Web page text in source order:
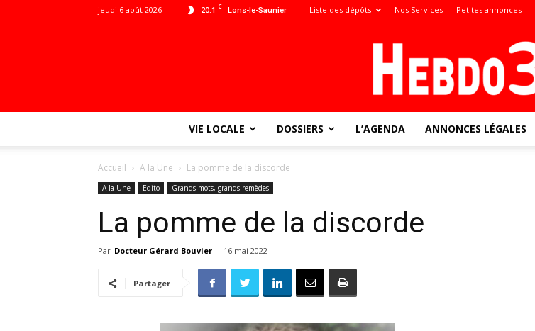
20.1 C Lons-le-Saunier
jeudi 6 août 2026 Liste des dépôts Nos Services Petites annonces
VIE LOCALE DOSSIERS L’AGENDA ANNONCES LÉGALES
Accueil A la Une La pomme de la discorde
A la Une Edito Grands mots, grands remèdes
La pomme de la discorde
Par Docteur Gérard Bouvier - 16 mai 2022
Partager